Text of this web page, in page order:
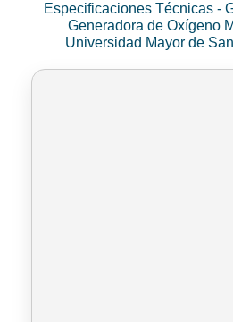
Especificaciones Técnicas -
Generadora de Oxígeno
Universidad Mayor de